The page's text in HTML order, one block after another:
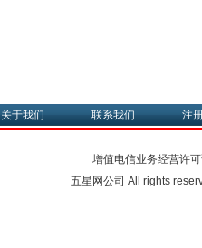
关于我们 联系我们 注
增值电信业务经营许
五星网公司 All rights